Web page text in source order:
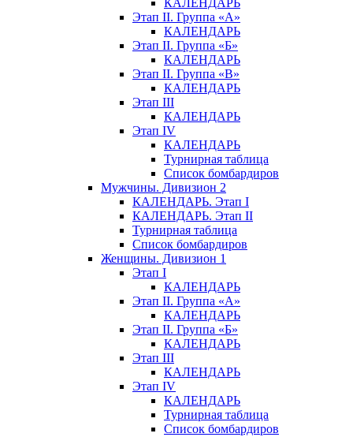
КАЛЕНДАРЬ
Этап II. Группа «А»
КАЛЕНДАРЬ
Этап II. Группа «Б»
КАЛЕНДАРЬ
Этап II. Группа «В»
КАЛЕНДАРЬ
Этап III
КАЛЕНДАРЬ
Этап IV
КАЛЕНДАРЬ
Турнирная таблица
Список бомбардиров
Мужчины. Дивизион 2
КАЛЕНДАРЬ. Этап I
КАЛЕНДАРЬ. Этап II
Турнирная таблица
Список бомбардиров
Женщины. Дивизион 1
Этап I
КАЛЕНДАРЬ
Этап II. Группа «А»
КАЛЕНДАРЬ
Этап II. Группа «Б»
КАЛЕНДАРЬ
Этап III
КАЛЕНДАРЬ
Этап IV
КАЛЕНДАРЬ
Турнирная таблица
Список бомбардиров